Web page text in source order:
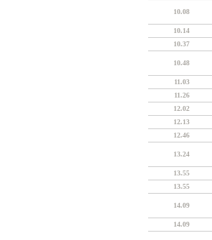
10.08
10.14
10.37
10.48
11.03
11.26
12.02
12.13
12.46
13.24
13.55
13.55
14.09
14.09